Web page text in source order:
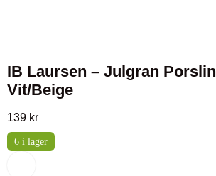
IB Laursen – Julgran Porslin
Vit/beige
139 kr
6 i lager